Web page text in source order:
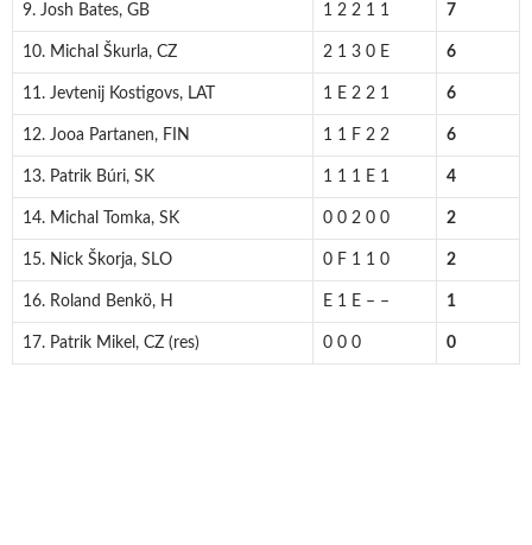
9. Josh Bates, GB 1 2 2 1 1 7
10. Michal Škurla, CZ 2 1 3 0 E 6
11. Jevtenij Kostigovs, LAT 1 E 2 2 1 6
12. Jooa Partanen, FIN 1 1 F 2 2 6
13. Patrik Búri, SK 1 1 1 E 1 4
14. Michal Tomka, SK 0 0 2 0 0 2
15. Nick Škorja, SLO 0 F 1 1 0 2
16. Roland Benkö, H E 1 E – – 1
17. Patrik Mikel, CZ (res) 0 0 0 0